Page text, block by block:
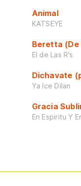
Animal
KATSEYE
Beretta (De
El de Las R's
Dichavate
Ya Ice Dilan
Gracia
En Espiritu Y